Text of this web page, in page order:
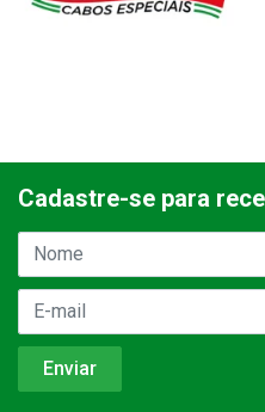
Cadastre-se para